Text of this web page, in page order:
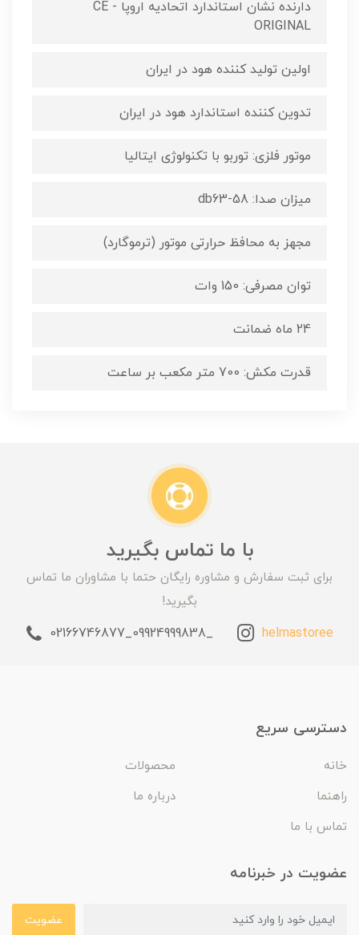
دارنده نشان استاندارد اتحادیه اروپا CE -
ORIGINAL
اولین تولید کننده هود در ایران
تدوین کننده استاندارد هود در ایران
موتور فلزی: توربو با تکنولوژی ایتالیا
میزان صدا: db63-58
مجهز به محافظ حرارتی موتور (ترموگارد)
توان مصرفی: 150 وات
24 ماه ضمانت
قدرت مکش: 700 متر مکعب بر ساعت
با ما تماس بگیرید
برای ثبت سفارش و مشاوره رایگان حتما با مشاوران ما تماس
بگیرید!
helmastoree
_09924999838_02166746877
دسترسی سریع
خانه
محصولات
راهنما
درباره ما
تماس با ما
عضویت در خبرنامه
عضویت